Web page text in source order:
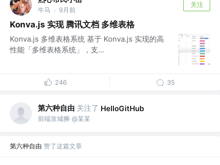
牛马 · 9月前
关注
Konva.js 实现 腾讯文档 多维表格
Konva.js 多维表格系统 基于 Konva.js 实现的高
性能「多维表格系统」，支...
246 35
第六种自由 关注了 HelloGitHub
前端攻城狮 @某某
第六种自由 赞了这篇文章